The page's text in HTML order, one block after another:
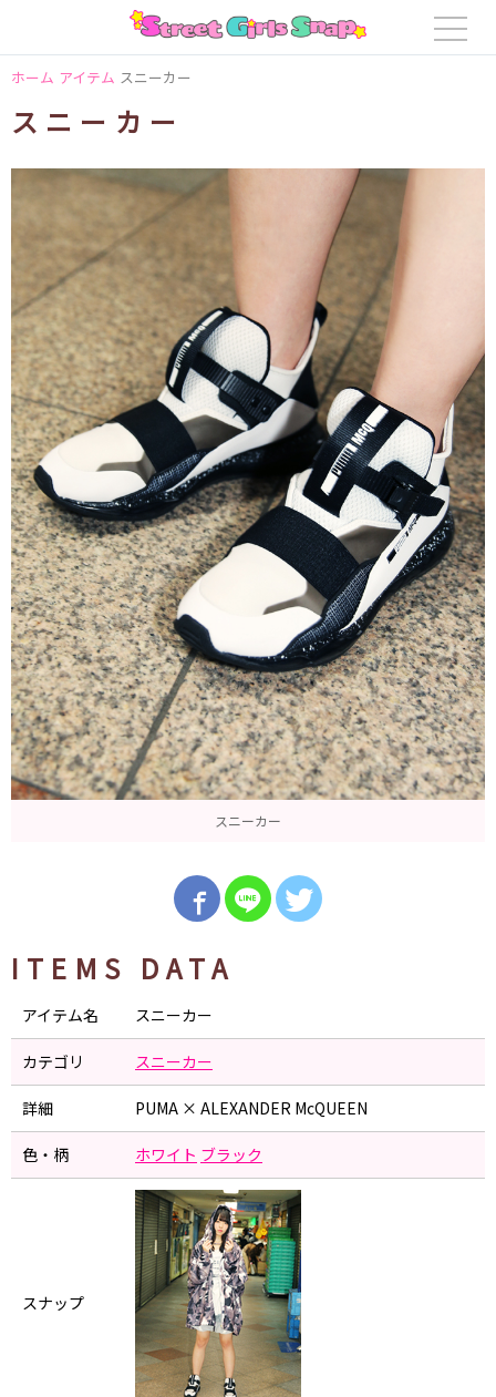
ホーム アイテム スニーカー
スニーカー
スニーカー
ITEMS DATA
アイテム名 スニーカー
カテゴリ スニーカー
詳細 PUMA × ALEXANDER McQUEEN
色・柄 ホワイト ブラック
スナップ